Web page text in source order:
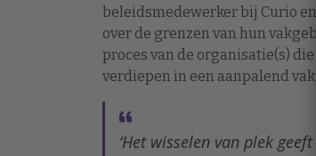
beleidsmedewerker bij Curio
over de grenzen van hun
proces van de organisatie(s)
verdiepen in een aanpalend
‘Het wisselen van plek